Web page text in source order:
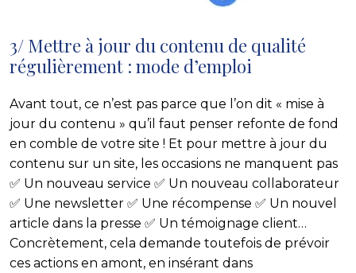
3/ Mettre à jour du contenu de qualité
régulièrement : mode d’emploi
Avant tout, ce n’est pas parce que l’on dit « mise à
jour du contenu » qu’il faut penser refonte de fond
en comble de votre site ! Et pour mettre à jour du
contenu sur un site, les occasions ne manquent pas
✅ Un nouveau service ✅ Un nouveau collaborateur
✅ Une newsletter ✅ Une récompense ✅ Un nouvel
article dans la presse ✅ Un témoignage client…
Concrètement, cela demande toutefois de prévoir
ces actions en amont, en insérant dans